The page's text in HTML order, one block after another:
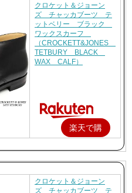
クロケット＆ジョーン
ズ チャッカブーツ テ
ットベリー ブラック
ワックスカーフ
（CROCKETT&JONES
TETBURY BLACK
WAX CALF）
楽天で購
クロケット＆ジョーン
ズ チャッカブーツ テ